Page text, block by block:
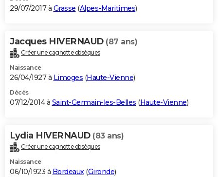
29/07/2017 à Grasse (Alpes-Maritimes)
Jacques HIVERNAUD (87 ans)
Créer une cagnotte obsèques
Naissance
26/04/1927 à Limoges (Haute-Vienne)
Décès
07/12/2014 à Saint-Germain-les-Belles (Haute-Vienne)
Lydia HIVERNAUD (83 ans)
Créer une cagnotte obsèques
Naissance
06/10/1923 à Bordeaux(Gironde)